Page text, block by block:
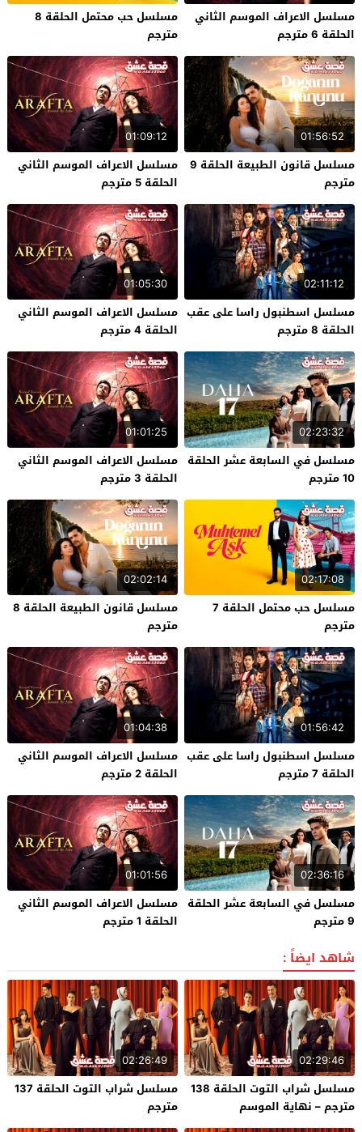
مسلسل الاعراف الموسم الثاني
الحلقة 6 مترجم
مسلسل حب محتمل الحلقة 8
مترجم
01:56:52
مسلسل قانون الطبيعة الحلقة 9
مترجم
01:09:12
مسلسل الاعراف الموسم الثاني
الحلقة 5 مترجم
02:11:12
مسلسل اسطنبول راسا على عقب
الحلقة 8 مترجم
01:05:30
مسلسل الاعراف الموسم الثاني
الحلقة 4 مترجم
02:23:32
مسلسل في السابعة عشر الحلقة
10 مترجم
01:01:25
مسلسل الاعراف الموسم الثاني
الحلقة 3 مترجم
02:17:08
مسلسل حب محتمل الحلقة 7
مترجم
02:02:14
مسلسل قانون الطبيعة الحلقة 8
مترجم
01:56:42
مسلسل اسطنبول راسا على عقب
الحلقة 7 مترجم
01:04:38
مسلسل الاعراف الموسم الثاني
الحلقة 2 مترجم
02:36:16
مسلسل في السابعة عشر الحلقة
9 مترجم
01:01:56
مسلسل الاعراف الموسم الثاني
الحلقة 1 مترجم
شاهد ايضاً :
02:29:46
مسلسل شراب التوت الحلقة 138
مترجم – نهاية الموسم
02:26:49
مسلسل شراب التوت الحلقة 137
مترجم